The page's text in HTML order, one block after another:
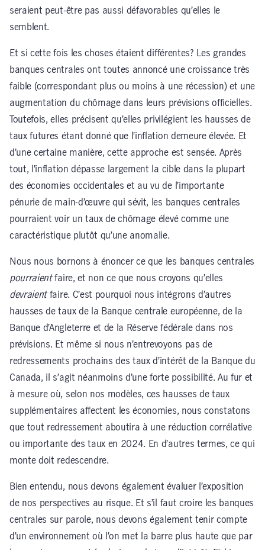
seraient peut-être pas aussi défavorables qu’elles le
semblent.
Et si cette fois les choses étaient différentes? Les grandes
banques centrales ont toutes annoncé une croissance très
faible (correspondant plus ou moins à une récession) et une
augmentation du chômage dans leurs prévisions officielles.
Toutefois, elles précisent qu’elles privilégient les hausses de
taux futures étant donné que l’inflation demeure élevée. Et
d’une certaine manière, cette approche est sensée. Après
tout, l’inflation dépasse largement la cible dans la plupart
des économies occidentales et au vu de l’importante
pénurie de main-d’œuvre qui sévit, les banques centrales
pourraient voir un taux de chômage élevé comme une
caractéristique plutôt qu’une anomalie.
Nous nous bornons à énoncer ce que les banques centrales
pourraientfaire, et non ce que nous croyons qu’elles
devraientfaire. C’est pourquoi nous intégrons d’autres
hausses de taux de la Banque centrale européenne, de la
Banque d’Angleterre et de la Réserve fédérale dans nos
prévisions. Et même si nous n’entrevoyons pas de
redressements prochains des taux d’intérêt de la Banque du
Canada, il s’agit néanmoins d’une forte possibilité. Au fur et
à mesure où, selon nos modèles, ces hausses de taux
supplémentaires affectent les économies, nous constatons
que tout redressement aboutira à une réduction corrélative
ou importante des taux en 2024. En d’autres termes, ce qui
monte doit redescendre.
Bien entendu, nous devons également évaluer l’exposition
de nos perspectives au risque. Et s’il faut croire les banques
centrales sur parole, nous devons également tenir compte
d’un environnement où l’on met la barre plus haute que par